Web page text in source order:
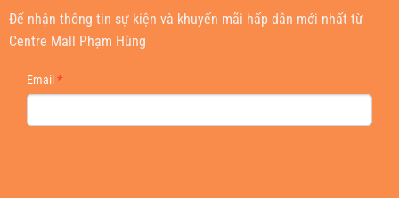
Để nhận thông tin sự kiện và khuyến mãi hấp dẫn mới nhất từ
Centre Mall Phạm Hùng
NEWSLETTER
Email*